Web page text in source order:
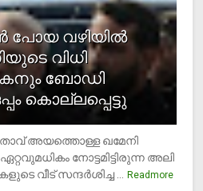
പോയ വഴിയില്‍
വിധി
മകനും ബോഡി
കൊല്ലപ്പെട്ടു
അയത്തൊള്ള ഖമേനി
നോട്ടമിട്ടിരുന്ന അലി
വീട് സന്ദര്‍ശിച്ച ... Readmore